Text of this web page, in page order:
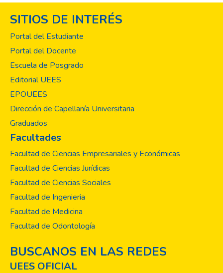
SITIOS DE INTERÉS
Portal del Estudiante
Portal del Docente
Escuela de Posgrado
Editorial UEES
EPOUEES
Dirección de Capellanía Universitaria
Graduados
Facultades
Facultad de Ciencias Empresariales y Económicas
Facultad de Ciencias Jurídicas
Facultad de Ciencias Sociales
Facultad de Ingenieria
Facultad de Medicina
Facultad de Odontología
BUSCANOS EN LAS REDES
UEES OFICIAL